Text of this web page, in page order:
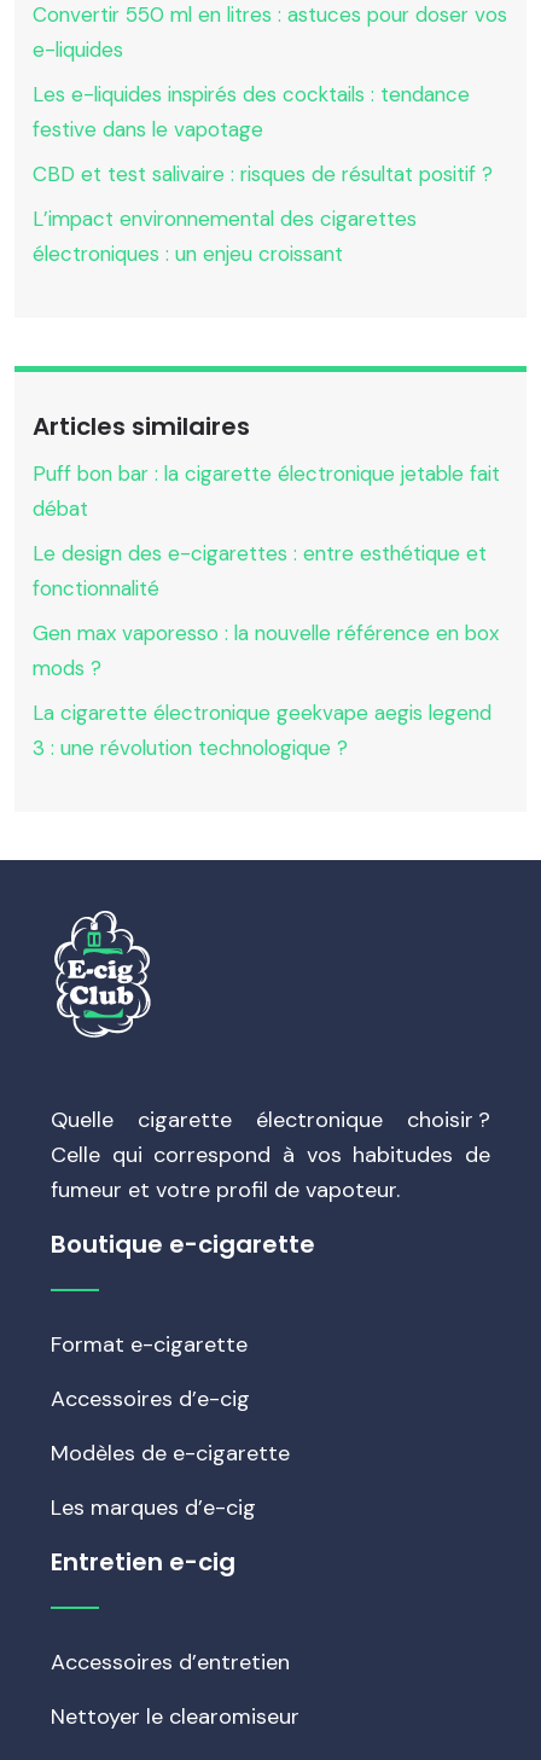
Convertir 550 ml en litres : astuces pour doser vos
e-liquides
Les e-liquides inspirés des cocktails : tendance
festive dans le vapotage
CBD et test salivaire : risques de résultat positif ?
L’impact environnemental des cigarettes
électroniques : un enjeu croissant
Articles similaires
Puff bon bar : la cigarette électronique jetable fait
débat
Le design des e-cigarettes : entre esthétique et
fonctionnalité
Gen max vaporesso : la nouvelle référence en box
mods ?
La cigarette électronique geekvape aegis legend
3 : une révolution technologique ?
Quelle cigarette électronique choisir ?
Celle qui correspond à vos habitudes de
fumeur et votre profil de vapoteur.
Boutique e-cigarette
Format e-cigarette
Accessoires d’e-cig
Modèles de e-cigarette
Les marques d’e-cig
Entretien e-cig
Accessoires d’entretien
Nettoyer le clearomiseur